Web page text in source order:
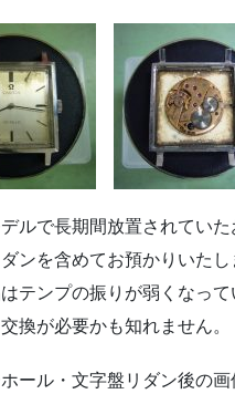
ルで長期間放置されていた
ンを含めてお預かりいたし
テンプの振りが弱くなって
換が必要かも知れません。
ール・文字盤リダン後の画